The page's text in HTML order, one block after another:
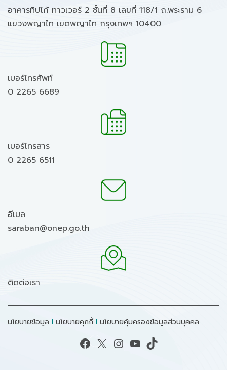
อาคารทิปโก้ ทาวเวอร์ 2 ชั้นที่ 8 เลขที่ 118/1 ถ.พระราม 6
แขวงพญาไท เขตพญาไท กรุงเทพฯ 10400
เบอร์โทรศัพท์
0 2265 6689
เบอร์โทรสาร
0 2265 6511
อีเมล
saraban@onep.go.th
ติดต่อเรา
นโยบายข้อมูล I นโยบายคุกกี้ I นโยบายคุ้มครองข้อมูลส่วนบุคคล
Facebook X Instagram YouTube TikTok